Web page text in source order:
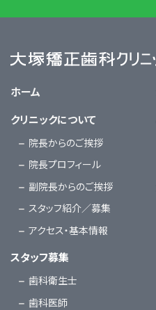
ホーム
クリニックについて
院長からのご挨拶
院長プロフィール
副院長からのご挨拶
スタッフ紹介／募集
アクセス・基本情報
スタッフ募集
歯科衛生士
歯科医師